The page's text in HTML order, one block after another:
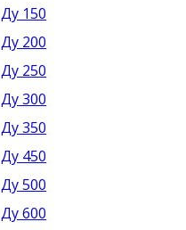
Ду 150
Ду 200
Ду 250
Ду 300
Ду 350
Ду 450
Ду 500
Ду 600